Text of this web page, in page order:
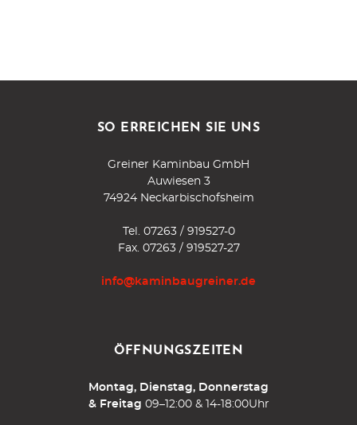
SO ERREICHEN SIE UNS
Greiner Kaminbau GmbH
Auwiesen 3
74924 Neckarbischofsheim
Tel. 07263 / 919527-0
Fax. 07263 / 919527-27
info@kaminbaugreiner.de
ÖFFNUNGSZEITEN
Montag, Dienstag, Donnerstag
& Freitag 09–12:00 & 14-18:00Uhr